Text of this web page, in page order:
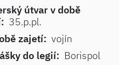
útvar v době
35.p.pl.
zajetí: vojín
do legií: Borispol